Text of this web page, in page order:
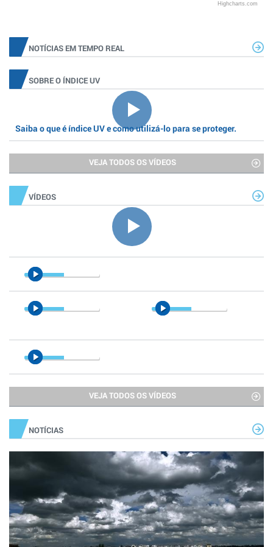
Highcharts.com
NOTÍCIAS EM TEMPO REAL
SOBRE O ÍNDICE UV
Saiba o que é índice UV e como utilizá-lo para se proteger.
VEJA TODOS OS VÍDEOS
VÍDEOS
VEJA TODOS OS VÍDEOS
NOTÍCIAS